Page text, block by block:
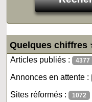
Quelques chiffres
Articles publiés : 4377
Annonces en attente :
Sites réformés : 1072